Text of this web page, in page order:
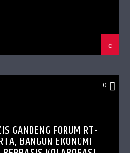
0
GANDENG FORUM RT-
BANGUN EKONOMI